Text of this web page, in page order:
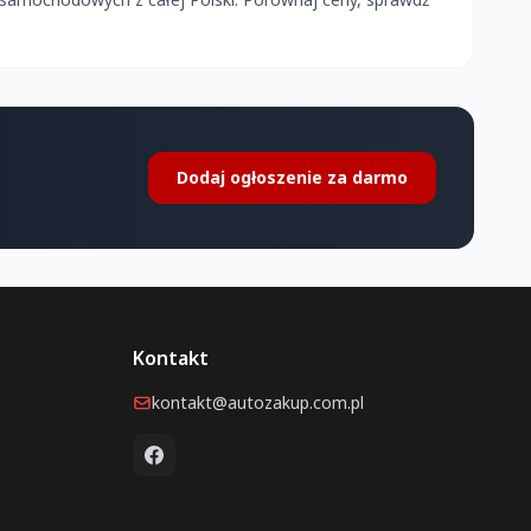
Dodaj ogłoszenie za darmo
Kontakt
kontakt@autozakup.com.pl